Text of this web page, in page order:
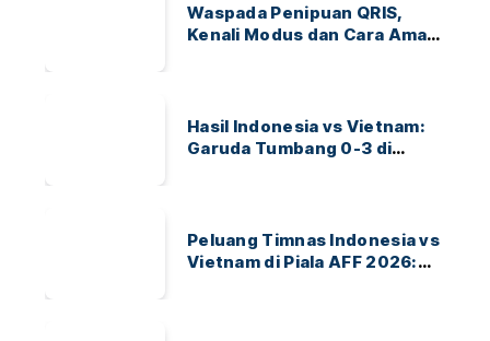
Waspada Penipuan QRIS,
Kenali Modus dan Cara Aman
Hasil Indonesia vs Vietnam:
Garuda Tumbang 0-3 di
Peluang Timnas Indonesia vs
Vietnam di Piala AFF 2026: